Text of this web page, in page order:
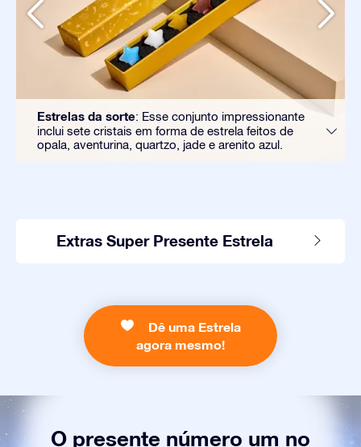
Estrelas da sorte: Esse conjunto impressionante
inclui sete cristais em forma de estrela feitos de
opala, aventurina, quartzo, jade e arenito azul.
Extras Super Presente Estrela
Dê uma Estrela
agora mesmo!
O presente número um no